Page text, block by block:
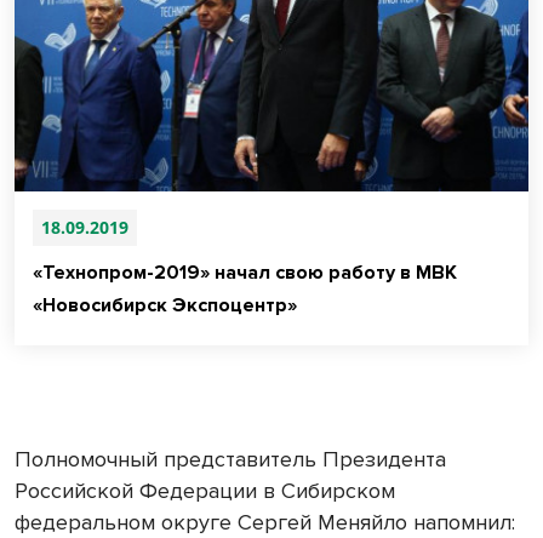
18.09.2019
«Технопром-2019» начал свою работу в МВК
«Новосибирск Экспоцентр»
Полномочный представитель Президента
Российской Федерации в Сибирском
федеральном округе Сергей Меняйло напомнил: